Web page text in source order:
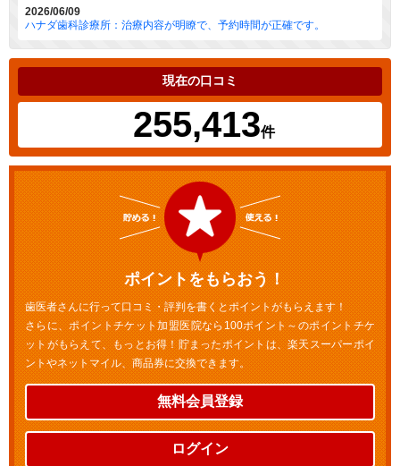
2026/06/09
ハナダ歯科診療所：治療内容が明瞭で、予約時間が正確です。
現在の口コミ
255,413件
ポイントをもらおう！
歯医者さんに行って口コミ・評判を書くとポイントがもらえます！
さらに、ポイントチケット加盟医院なら100ポイント～のポイントチケ
ットがもらえて、もっとお得！貯まったポイントは、楽天スーパーポイ
ントやネットマイル、商品券に交換できます。
無料会員登録
ログイン